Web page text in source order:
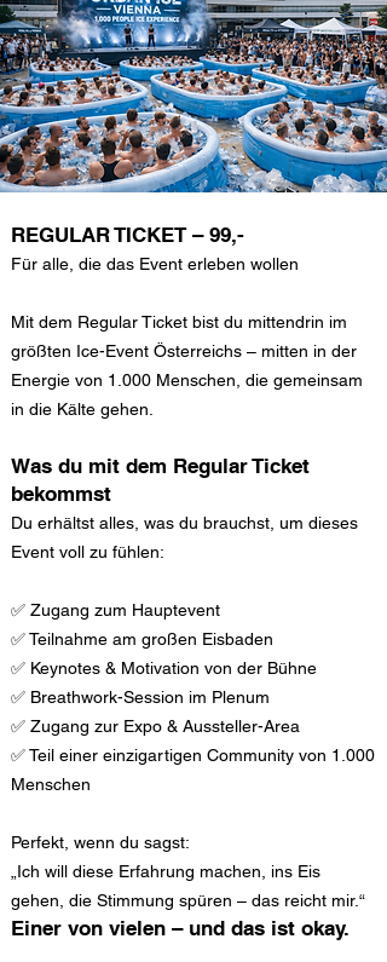
REGULAR TICKET – 99,-
Für alle, die das Event erleben wollen
Mit dem Regular Ticket bist du mittendrin im
größten Ice-Event Österreichs – mitten in der
Energie von 1.000 Menschen, die gemeinsam
in die Kälte gehen.
Was du mit dem Regular Ticket
bekommst
Du erhältst alles, was du brauchst, um dieses
Event voll zu fühlen:
✅ Zugang zum Hauptevent
✅ Teilnahme am großen Eisbaden
✅ Keynotes & Motivation von der Bühne
✅ Breathwork-Session im Plenum
✅ Zugang zur Expo & Aussteller-Area
✅ Teil einer einzigartigen Community von 1.000
Menschen
Perfekt, wenn du sagst:
„Ich will diese Erfahrung machen, ins Eis
gehen, die Stimmung spüren – das reicht mir.“
Einer von vielen – und das ist okay.